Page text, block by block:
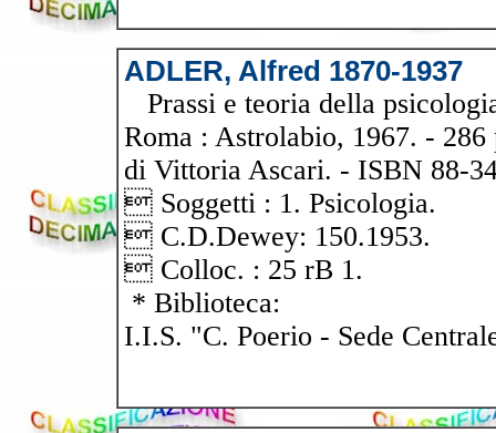
ADLER, Alfred 1870-1937
Prassi e teoria della
Roma : Astrolabio, 1967. -
di Vittoria Ascari. - ISBN 88-
 Soggetti : 1. Psicologia.
 C.D.Dewey: 150.1953.
 Colloc. : 25 rB 1.
* Biblioteca:
I.I.S. "C. Poerio - Sede